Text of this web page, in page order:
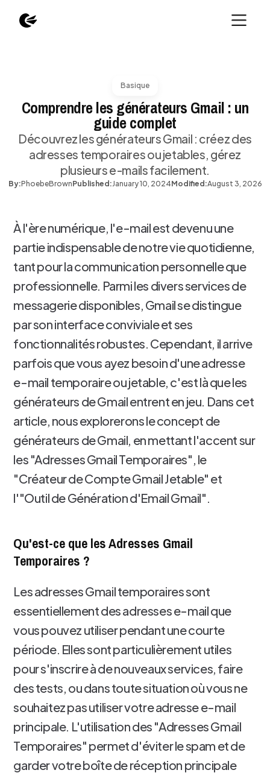
Basique
Comprendre les générateurs Gmail : un
guide complet
Découvrez les générateurs Gmail : créez des
adresses temporaires ou jetables, gérez
plusieurs e-mails facilement.
By:PhoebeBrownPublished:January 10, 2024Modified:August 3, 2026
À l'ère numérique, l'e-mail est devenu une
partie indispensable de notre vie quotidienne,
tant pour la communication personnelle que
professionnelle. Parmi les divers services de
messagerie disponibles, Gmail se distingue
par son interface conviviale et ses
fonctionnalités robustes. Cependant, il arrive
parfois que vous ayez besoin d'une adresse
e-mail temporaire ou jetable, c'est là que les
générateurs de Gmail entrent en jeu. Dans cet
article, nous explorerons le concept de
générateurs de Gmail, en mettant l'accent sur
les "Adresses Gmail Temporaires", le
"Créateur de Compte Gmail Jetable" et
l'"Outil de Génération d'Email Gmail".
Qu'est-ce que les Adresses Gmail
Temporaires ?
Les adresses Gmail temporaires sont
essentiellement des adresses e-mail que
vous pouvez utiliser pendant une courte
période. Elles sont particulièrement utiles
pour s'inscrire à de nouveaux services, faire
des tests, ou dans toute situation où vous ne
souhaitez pas utiliser votre adresse e-mail
principale. L'utilisation des "Adresses Gmail
Temporaires" permet d'éviter le spam et de
garder votre boîte de réception principale